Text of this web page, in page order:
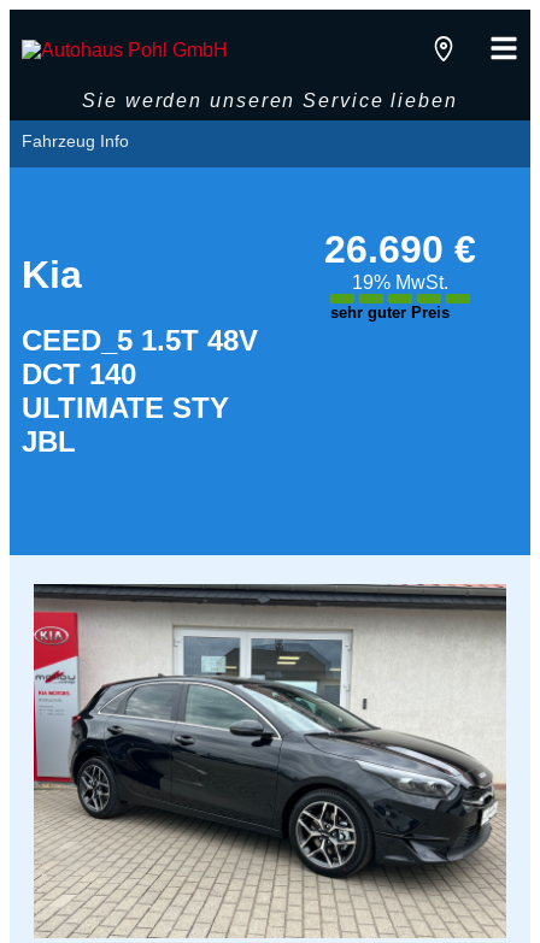
Sie werden unseren Service lieben
Fahrzeug Info
Kia
CEED_5 1.5T 48V
DCT 140
ULTIMATE STY
JBL
26.690 €
19% MwSt.
sehr guter Preis